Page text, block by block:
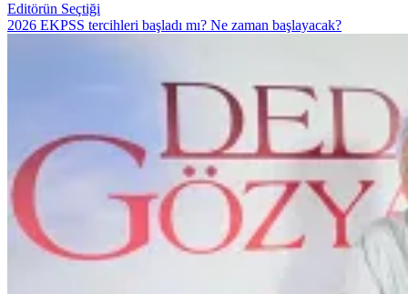
Editörün Seçtiği
2026 EKPSS tercihleri başladı mı? Ne zaman başlayacak?